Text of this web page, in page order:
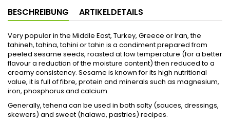
BESCHREIBUNG ARTIKELDETAILS
Very popular in the Middle East, Turkey, Greece or Iran, the
tahineh, tahina, tahini or tahin is a condiment prepared from
peeled sesame seeds, roasted at low temperature (for a better
flavour a reduction of the moisture content) then reduced to a
creamy consistency. Sesame is known for its high nutritional
value, it is full of fibre, protein and minerals such as magnesium,
iron, phosphorus and calcium.
Generally, tehena can be used in both salty (sauces, dressings,
skewers) and sweet (halawa, pastries) recipes.